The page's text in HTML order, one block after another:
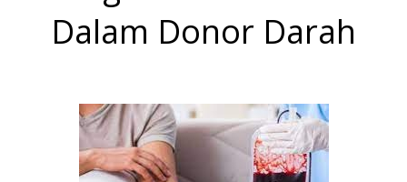
WINCOSIN
Dalam Donor Darah